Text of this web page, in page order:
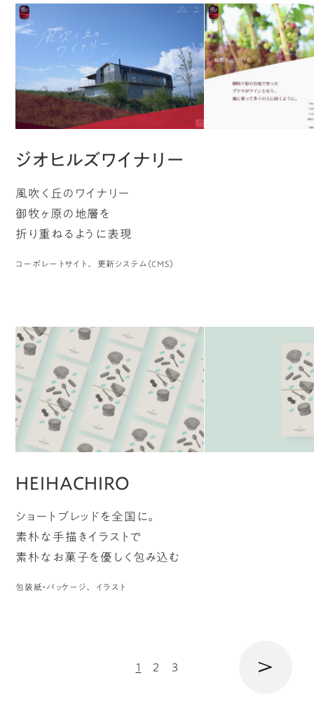
ジオヒルズワイナリー
風吹く丘のワイナリー
御牧ヶ原の地層を
折り重ねるように表現
コーポレートサイト 更新システム（CMS）
HEIHACHIRO
ショートブレッドを全国に。
素朴な手描きイラストで
素朴なお菓子を優しく包み込む
包装紙・パッケージ イラスト
1 2 3 次